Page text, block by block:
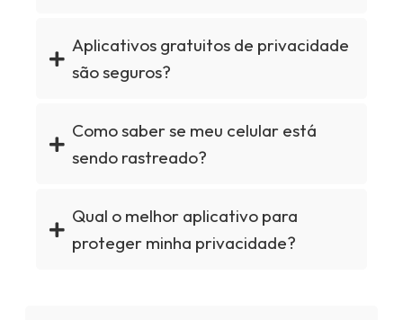
Aplicativos gratuitos de privacidade
são seguros?
Como saber se meu celular está
sendo rastreado?
Qual o melhor aplicativo para
proteger minha privacidade?